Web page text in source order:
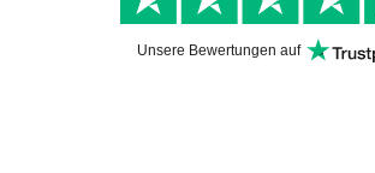
Unsere Bewertungen auf